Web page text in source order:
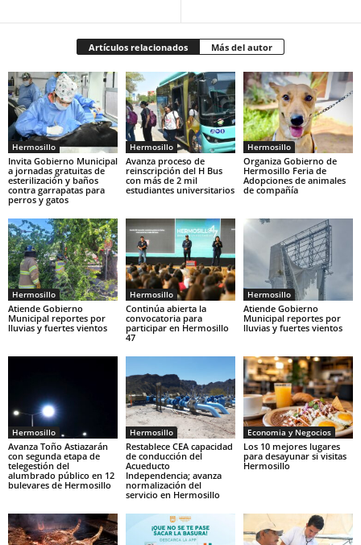
Artículos relacionados Más del autor
Hermosillo
Invita Gobierno Municipal
a jornadas gratuitas de
esterilización y baños
contra garrapatas para
perros y gatos
Hermosillo
Avanza proceso de
reinscripción del H Bus
con más de 2 mil
estudiantes universitarios
Hermosillo
Organiza Gobierno de
Hermosillo Feria de
Adopciones de animales
de compañía
Hermosillo
Atiende Gobierno
Municipal reportes por
lluvias y fuertes vientos
Hermosillo
Continúa abierta la
convocatoria para
participar en Hermosillo
47
Hermosillo
Atiende Gobierno
Municipal reportes por
lluvias y fuertes vientos
Hermosillo
Avanza Toño Astiazarán
con segunda etapa de
telegestión del
alumbrado público en 12
bulevares de Hermosillo
Hermosillo
Restablece CEA capacidad
de conducción del
Acueducto
Independencia; avanza
normalización del
servicio en Hermosillo
Economia y Negocios
Los 10 mejores lugares
para desayunar si visitas
Hermosillo